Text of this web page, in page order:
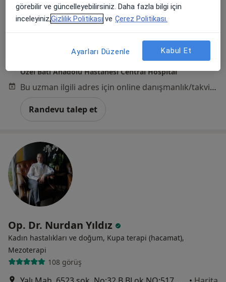
365 görüş
Smyrna Meydanı, Fuat Edip Baksı, Zeki Yavaş Sk. No: 2 D:2,, Bayraklı •Harita
Özel Batı Anadolu Hastanesi Central Hospital
Bu uzman ilgili adres için online danışmanlık/takvim sunmuyor.
Randevu talep et
Op. Dr. Nurdan Yıldız
Kadın hastalıkları ve doğum, Kupa terapi (hacamat),
Mezoterapi
108 görüş
görebilir ve güncelleyebilirsiniz. Daha fazla bilgi için
inceleyiniz,Gizlilik Politikası ve Çerez Politikası.
Ayarları Düzenle Kabul Et